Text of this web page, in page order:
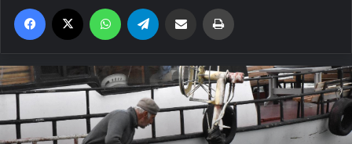
Facebook WhatsApp Email'den paylaş